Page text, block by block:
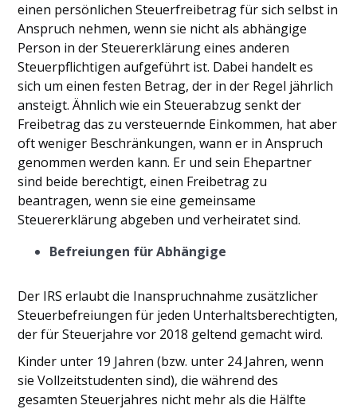
einen persönlichen Steuerfreibetrag für sich selbst in
Anspruch nehmen, wenn sie nicht als abhängige
Person in der Steuererklärung eines anderen
Steuerpflichtigen aufgeführt ist. Dabei handelt es
sich um einen festen Betrag, der in der Regel jährlich
ansteigt. Ähnlich wie ein Steuerabzug senkt der
Freibetrag das zu versteuernde Einkommen, hat aber
oft weniger Beschränkungen, wann er in Anspruch
genommen werden kann. Er und sein Ehepartner
sind beide berechtigt, einen Freibetrag zu
beantragen, wenn sie eine gemeinsame
Steuererklärung abgeben und verheiratet sind.
Befreiungen für Abhängige
Der IRS erlaubt die Inanspruchnahme zusätzlicher
Steuerbefreiungen für jeden Unterhaltsberechtigten,
der für Steuerjahre vor 2018 geltend gemacht wird.
Kinder unter 19 Jahren (bzw. unter 24 Jahren, wenn
sie Vollzeitstudenten sind), die während des
gesamten Steuerjahres nicht mehr als die Hälfte